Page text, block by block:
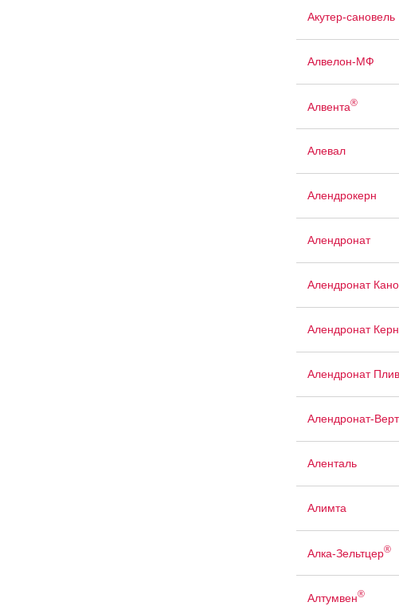
Акутер-сановель
Алвелон-МФ
Алвента®
Алевал
Алендрокерн
Алендронат
Алендронат
Алендронат
Алендронат
Алендронат-
Аленталь
Алимта
Алка-Зельтцер®
Алтумвен®